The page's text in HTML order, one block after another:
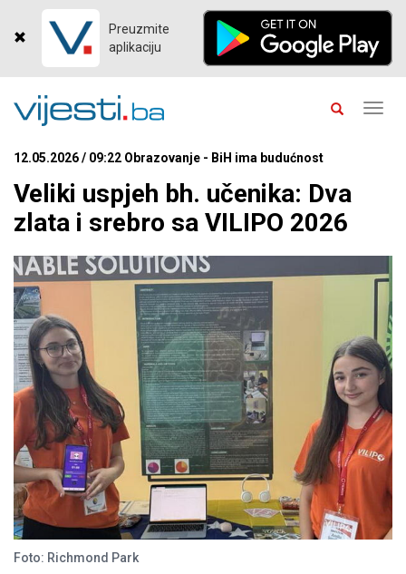
Preuzmite
aplikaciju
12.05.2026 / 09:22 Obrazovanje - BiH ima budućnost
Veliki uspjeh bh. učenika: Dva
zlata i srebro sa VILIPO 2026
Foto: Richmond Park